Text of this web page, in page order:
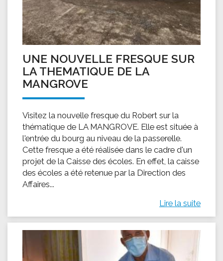
UNE NOUVELLE FRESQUE SUR
LA THEMATIQUE DE LA
MANGROVE
Visitez la nouvelle fresque du Robert sur la
thématique de LA MANGROVE. Elle est située à
l'entrée du bourg au niveau de la passerelle.
Cette fresque a été réalisée dans le cadre d'un
projet de la Caisse des écoles. En effet, la caisse
des écoles a été retenue par la Direction des
Affaires...
Lire la suite